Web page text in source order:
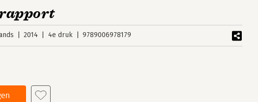
rapport
2014 4e druk 9789006978179